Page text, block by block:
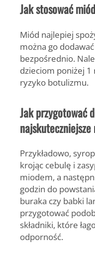
Jak stosować
Miód najlepiej
można go
bezpośrednio.
dzieciom poniżej 1
ryzyko botulizmu.
Jak przygotować
Przykładowo,
krojąc cebulę i
miodem, a
godzin do
buraka czy babki
przygotować
składniki, które
odporność.